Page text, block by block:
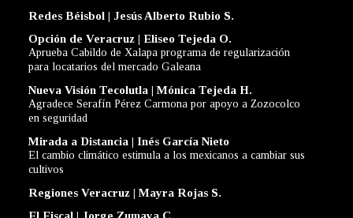
Redes Béisbol | Jesús Alberto Rubio S.
Opción de Veracruz | Eliseo Tejeda O.
Aprueba Cabildo de Xalapa programa de regularización
para locatarios del mercado Galeana
Nueva Visión Tecolutla | Mónica Tejeda H.
Agradece Serafín Pérez Carmona por apoyo a Zozocolco
en seguridad
Mirada a Distancia | Inés García Nieto
El cambio climático estimula a los mexicanos a cambiar sus
cultivos
Regiones Veracruz | Mayra Rojas S.